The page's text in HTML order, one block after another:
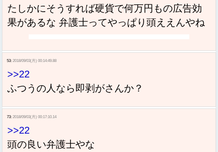
たしかにそうすれば硬貨で何万円もの広告効
果があるな 弁護士ってやっぱり頭ええんやね
53: 2018/09/03(月) 00:14:49.88
>>22
ふつうの人なら即剥がさんか？
73: 2018/09/03(月) 00:17:10.14
>>22
頭の良い弁護士やな